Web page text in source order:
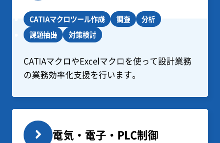
CATIAマクロツール作成 調査
分析
課題抽出
対策検討
CATIAマクロやExcelマクロを使って設計業務
の業務効率化支援を行います。
電気・電子・PLC制御